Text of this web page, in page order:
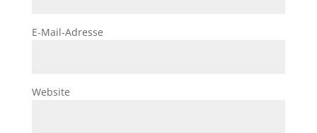
E-Mail-Adresse
Website